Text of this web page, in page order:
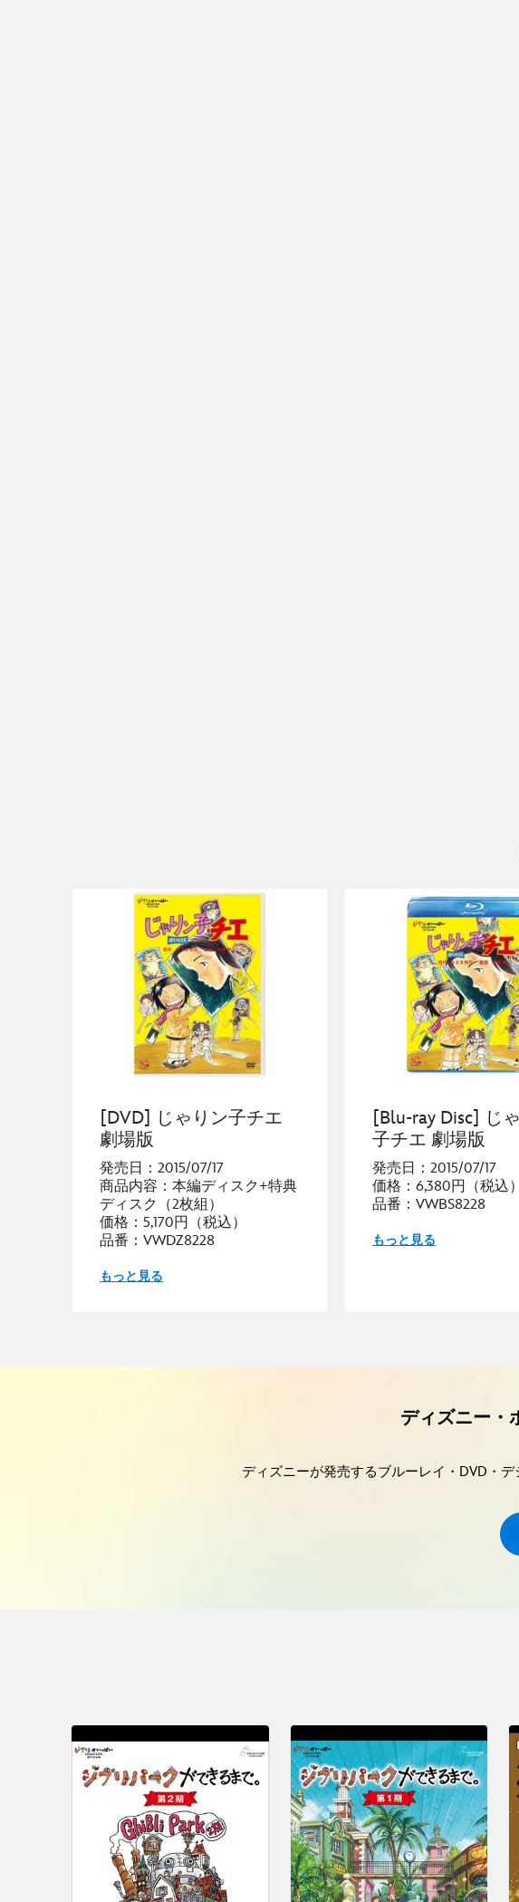
[DVD] じゃりン子チエ
劇場版
発売日：2015/07/17
商品内容：本編ディスク+特典
ディスク（2枚組）
価格：5,170円（税込）
品番：VWDZ8228
もっと見る
[Blu-ray Disc] じ
子チエ 劇場版
発売日：2015/07/17
価格：6,380円（税込）
品番：VWBS8228
もっと見る
ディズニー・
ディズニーが発売するブルーレイ・DVD・